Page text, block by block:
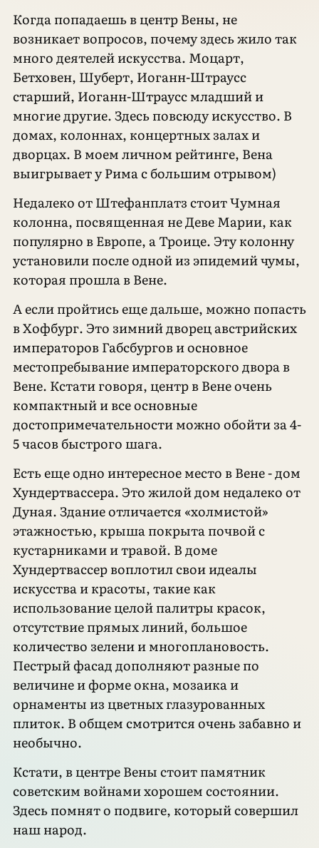
Когда попадаешь в центр Вены, не
возникает вопросов, почему здесь жило так
много деятелей искусства. Моцарт,
Бетховен, Шуберт, Иоганн-Штраусс
старший, Иоганн-Штраусс младший и
многие другие. Здесь повсюду искусство. В
домах, колоннах, концертных залах и
дворцах. В моем личном рейтинге, Вена
выигрывает у Рима с большим отрывом)
Недалеко от Штефанплатз стоит Чумная
колонна, посвященная не Деве Марии, как
популярно в Европе, а Троице. Эту колонну
установили после одной из эпидемий чумы,
которая прошла в Вене.
А если пройтись еще дальше, можно попасть
в Хофбург. Это зимний дворец австрийских
императоров Габсбургов и основное
местопребывание императорского двора в
Вене. Кстати говоря, центр в Вене очень
компактный и все основные
достопримечательности можно обойти за 4-
5 часов быстрого шага.
Есть еще одно интересное место в Вене - дом
Хундертвассера. Это жилой дом недалеко от
Дуная. Здание отличается «холмистой»
этажностью, крыша покрыта почвой с
кустарниками и травой. В доме
Хундертвассер воплотил свои идеалы
искусства и красоты, такие как
использование целой палитры красок,
отсутствие прямых линий, большое
количество зелени и многоплановость.
Пестрый фасад дополняют разные по
величине и форме окна, мозаика и
орнаменты из цветных глазурованных
плиток. В общем смотрится очень забавно и
необычно.
Кстати, в центре Вены стоит памятник
советским войнами хорошем состоянии.
Здесь помнят о подвиге, который совершил
наш народ.